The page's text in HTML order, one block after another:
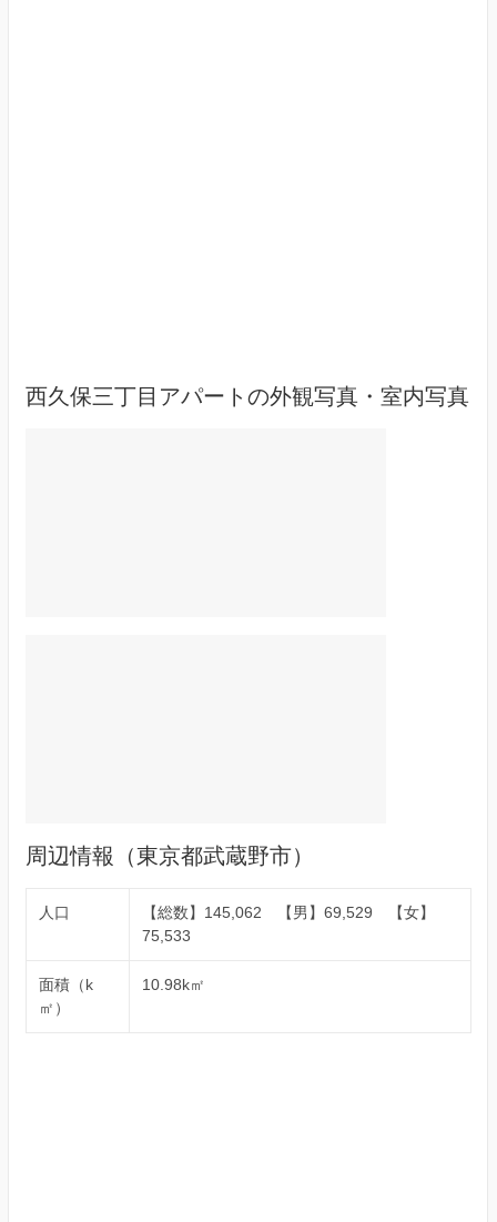
西久保三丁目アパートの外観写真・室内写真
周辺情報（東京都武蔵野市）
人口
【総数】145,062 【男】69,529 【女】
75,533
面積（k
㎡）
10.98k㎡